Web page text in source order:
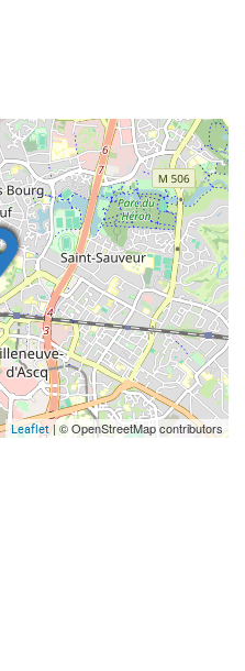
Leaflet| © OpenStreetMap contributors